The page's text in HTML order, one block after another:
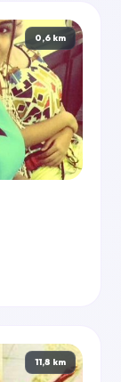
0,6 km
11,8 km